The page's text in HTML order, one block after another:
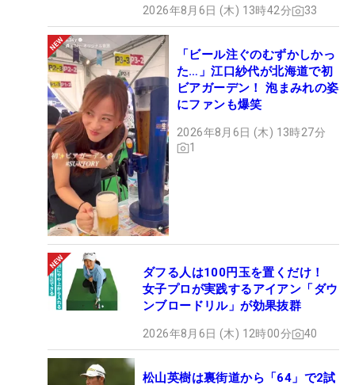
2026年8月6日 (木) 13時42分 33
「ビール注ぐのむずかしかっ
た…」江口紗代が北海道で初
ビアガーデン！ 泡まみれの姿
にファンも爆笑
2026年8月6日 (木) 13時27分
1
ダフる人は100円玉を置くだけ！
女子プロが実践するアイアン「ダウ
ンブロードリル」が効果抜群
2026年8月6日 (木) 12時00分 40
松山英樹は裏街道から「64」で2試